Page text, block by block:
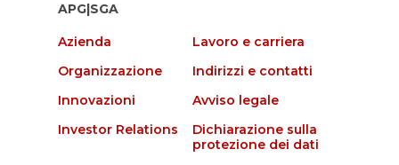
APG|SGA
Azienda
Lavoro e carriera
Organizzazione
Indirizzi e contatti
Innovazioni
Avviso legale
Investor Relations
Dichiarazione sulla
protezione dei dati